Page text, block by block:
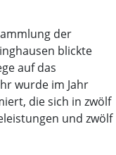
der
blickte
auf das
wurde im Jahr
die sich in zwölf
und zwölf